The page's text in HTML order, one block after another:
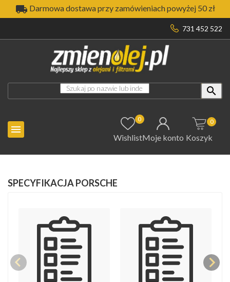
 Darmowa dostawa przy zamówieniach powyżej 50 zł
731 452 522


0
WishlistMoje konto Koszyk
0
SPECYFIKACJA PORSCHE